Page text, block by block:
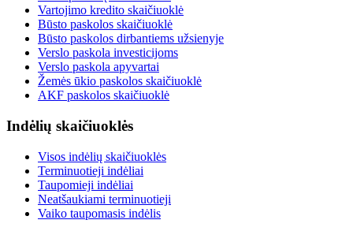
Vartojimo kredito skaičiuoklė
Būsto paskolos skaičiuoklė
Būsto paskolos dirbantiems užsienyje
Verslo paskola investicijoms
Verslo paskola apyvartai
Žemės ūkio paskolos skaičiuoklė
AKF paskolos skaičiuoklė
Indėlių skaičiuoklės
Visos indėlių skaičiuoklės
Terminuotieji indėliai
Taupomieji indėliai
Neatšaukiami terminuotieji
Vaiko taupomasis indėlis